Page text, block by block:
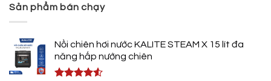
Sản phẩm bán chạy
Nồi chiên hơi nước KALITE STEAM X 15 lít đa
năng hấp nướng chiên